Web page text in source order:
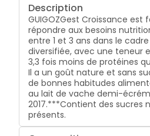
Description
GUIGOZGest Croissance est
répondre aux besoins
entre 1 et 3 ans dans le
diversifiée, avec une teneur
3,3 fois moins de protéines
Il a un goût nature et sans
de bonnes habitudes
au lait de vache demi-
2017.***Contient des sucres
présents.